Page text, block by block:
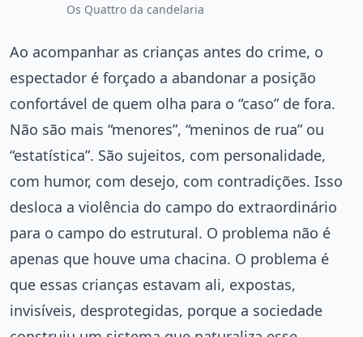
Os Quattro da candelaria
Ao acompanhar as crianças antes do crime, o
espectador é forçado a abandonar a posição
confortável de quem olha para o “caso” de fora.
Não são mais “menores”, “meninos de rua” ou
“estatística”. São sujeitos, com personalidade,
com humor, com desejo, com contradições. Isso
desloca a violência do campo do extraordinário
para o campo do estrutural. O problema não é
apenas que houve uma chacina. O problema é
que essas crianças estavam ali, expostas,
invisíveis, desprotegidas, porque a sociedade